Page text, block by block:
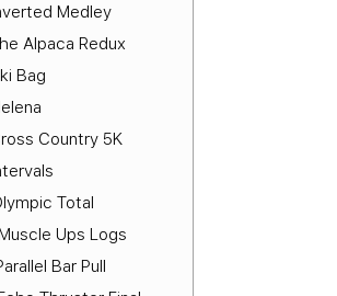
Medley
Alpaca Redux
Bag
Country 5K
Total
Ups Logs
Bar Pull